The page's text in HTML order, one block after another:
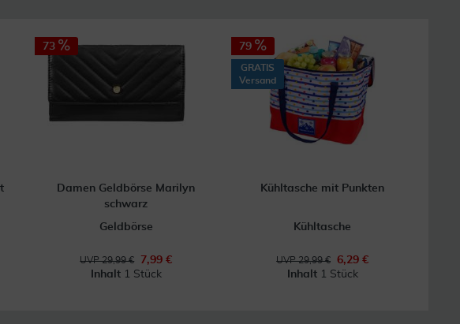
73
Damen Geldbörse Marilyn
schwarz
Geldbörse
UVP 29,99 €
7,99 €
Inhalt 1 Stück
79
GRATIS
Versand
Kühltasche mit Punkten
Kühltasche
UVP 29,99 €
6,29 €
Inhalt 1 Stück